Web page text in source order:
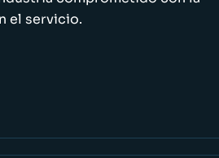
el servicio.